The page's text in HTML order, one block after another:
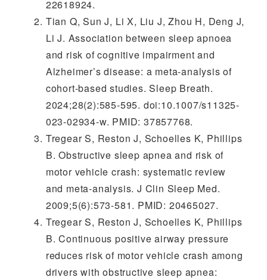
22618924.
Tian Q, Sun J, Li X, Liu J, Zhou H, Deng J,
Li J. Association between sleep apnoea
and risk of cognitive impairment and
Alzheimer’s disease: a meta-analysis of
cohort-based studies. Sleep Breath.
2024;28(2):585-595. doi:10.1007/s11325-
023-02934-w. PMID: 37857768.
Tregear S, Reston J, Schoelles K, Phillips
B. Obstructive sleep apnea and risk of
motor vehicle crash: systematic review
and meta-analysis. J Clin Sleep Med.
2009;5(6):573-581. PMID: 20465027.
Tregear S, Reston J, Schoelles K, Phillips
B. Continuous positive airway pressure
reduces risk of motor vehicle crash among
drivers with obstructive sleep apnea: